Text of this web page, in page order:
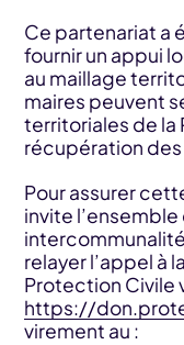
Ce partenariat a
fournir un appui
au maillage
maires peuvent
territoriales de la
récupération
Pour assurer
invite
relayer l’appel à
Protection Civile
https://
virement au :